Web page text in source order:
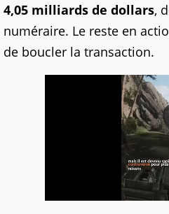
4,05 milliards de dollars,
numéraire. Le reste en
de boucler la transaction.